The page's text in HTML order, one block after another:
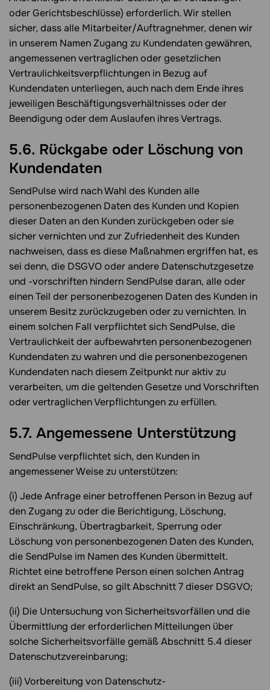
oder Gerichtsbeschlüsse) erforderlich. Wir stellen
sicher, dass alle Mitarbeiter/Auftragnehmer, denen wir
in unserem Namen Zugang zu Kundendaten gewähren,
angemessenen vertraglichen oder gesetzlichen
Vertraulichkeitsverpflichtungen in Bezug auf
Kundendaten unterliegen, auch nach dem Ende ihres
jeweiligen Beschäftigungsverhältnisses oder der
Beendigung oder dem Auslaufen ihres Vertrags.
5.6. Rückgabe oder Löschung von
Kundendaten
SendPulse wird nach Wahl des Kunden alle
personenbezogenen Daten des Kunden und Kopien
dieser Daten an den Kunden zurückgeben oder sie
sicher vernichten und zur Zufriedenheit des Kunden
nachweisen, dass es diese Maßnahmen ergriffen hat, es
sei denn, die DSGVO oder andere Datenschutzgesetze
und -vorschriften hindern SendPulse daran, alle oder
einen Teil der personenbezogenen Daten des Kunden in
unserem Besitz zurückzugeben oder zu vernichten. In
einem solchen Fall verpflichtet sich SendPulse, die
Vertraulichkeit der aufbewahrten personenbezogenen
Kundendaten zu wahren und die personenbezogenen
Kundendaten nach diesem Zeitpunkt nur aktiv zu
verarbeiten, um die geltenden Gesetze und Vorschriften
oder vertraglichen Verpflichtungen zu erfüllen.
5.7. Angemessene Unterstützung
SendPulse verpflichtet sich, den Kunden in
angemessener Weise zu unterstützen:
(i) Jede Anfrage einer betroffenen Person in Bezug auf
den Zugang zu oder die Berichtigung, Löschung,
Einschränkung, Übertragbarkeit, Sperrung oder
Löschung von personenbezogenen Daten des Kunden,
die SendPulse im Namen des Kunden übermittelt.
Richtet eine betroffene Person einen solchen Antrag
direkt an SendPulse, so gilt Abschnitt 7 dieser DSGVO;
(ii) Die Untersuchung von Sicherheitsvorfällen und die
Übermittlung der erforderlichen Mitteilungen über
solche Sicherheitsvorfälle gemäß Abschnitt 5.4 dieser
Datenschutzvereinbarung;
(iii) Vorbereitung von Datenschutz-